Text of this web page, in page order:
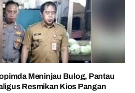
Meninjau Bulog, Pantau
Resmikan Kios Pangan